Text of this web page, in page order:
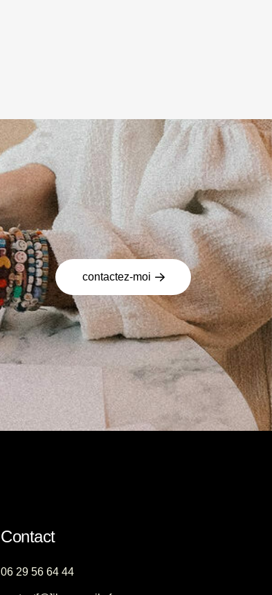
contactez-moi
Contact
06 29 56 64 44